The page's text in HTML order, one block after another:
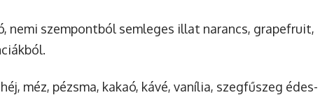
nemi szempontból semleges illat narancs, grapefruit,
méz, pézsma, kakaó, kávé, vanília, szegfűszeg édes-